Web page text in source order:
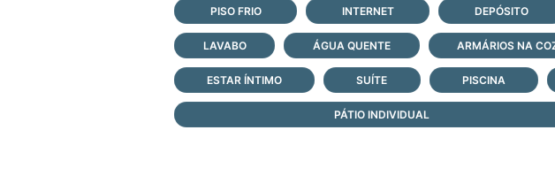
PISO FRIO INTERNET DEPÓSITO
LAVABO ÁGUA QUENTE ARMÁRIOS NA
ESTAR ÍNTIMO SUÍTE PISCINA
PÁTIO INDIVIDUAL